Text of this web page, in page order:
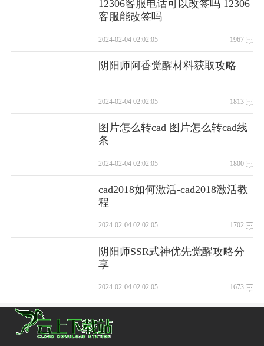
12306客服电话可以改签吗 12306
客服能改签吗
2024-02-04 02:02:05 1967
阴阳师阿香觉醒材料获取攻略
2024-02-04 02:02:05 1813
图片怎么转cad 图片怎么转cad线
条
2024-02-04 02:02:05 1800
cad2018如何激活-cad2018激活教
程
2024-02-04 02:02:05 1702
阴阳师SSR式神优先觉醒攻略分
享
2024-02-04 02:02:05 1673